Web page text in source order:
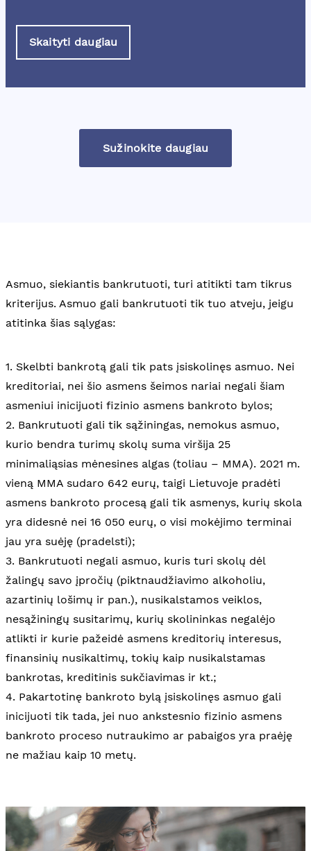
Skaityti daugiau
Sužinokite daugiau
Asmuo, siekiantis bankrutuoti, turi atitikti tam tikrus
kriterijus. Asmuo gali bankrutuoti tik tuo atveju, jeigu
atitinka šias sąlygas:
1. Skelbti bankrotą gali tik pats įsiskolinęs asmuo. Nei
kreditoriai, nei šio asmens šeimos nariai negali šiam
asmeniui inicijuoti fizinio asmens bankroto bylos;
2. Bankrutuoti gali tik sąžiningas, nemokus asmuo,
kurio bendra turimų skolų suma viršija 25
minimaliąsias mėnesines algas (toliau – MMA). 2021 m.
vieną MMA sudaro 642 eurų, taigi Lietuvoje pradėti
asmens bankroto procesą gali tik asmenys, kurių skola
yra didesnė nei 16 050 eurų, o visi mokėjimo terminai
jau yra suėję (pradelsti);
3. Bankrutuoti negali asmuo, kuris turi skolų dėl
žalingų savo įpročių (piktnaudžiavimo alkoholiu,
azartinių lošimų ir pan.), nusikalstamos veiklos,
nesąžiningų susitarimų, kurių skolininkas negalėjo
atlikti ir kurie pažeidė asmens kreditorių interesus,
finansinių nusikaltimų, tokių kaip nusikalstamas
bankrotas, kreditinis sukčiavimas ir kt.;
4. Pakartotinę bankroto bylą įsiskolinęs asmuo gali
inicijuoti tik tada, jei nuo ankstesnio fizinio asmens
bankroto proceso nutraukimo ar pabaigos yra praėję
ne mažiau kaip 10 metų.